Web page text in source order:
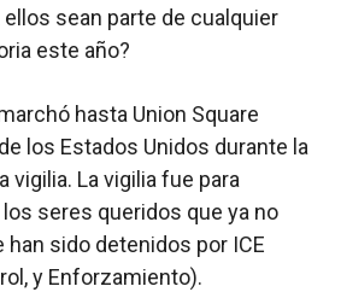
sean parte de cualquier
este año?
hasta Union Square
los Estados Unidos durante la
vigilia. La vigilia fue para
seres queridos que ya no
han sido detenidos por ICE
y Enforzamiento).